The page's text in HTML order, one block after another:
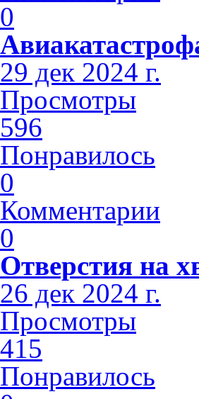
0
29 дек 2024 г.
Просмотры
596
Понравилось
0
Комментарии
0
Отверстия на
26 дек 2024 г.
Просмотры
415
Понравилось